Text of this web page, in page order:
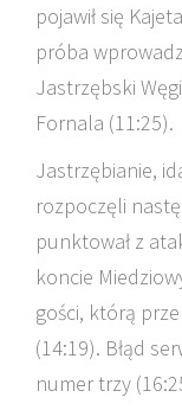
pojawił się
próba
Jastrzębski
Fornala (11:25).
Jastrzębianie,
rozpoczęli
punktował z
koncie
gości, którą
(14:19). Błąd
numer trzy